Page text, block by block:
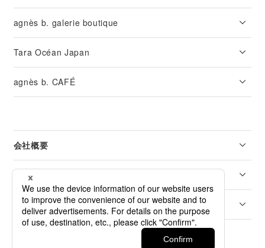
agnès b. galerie boutique
Tara Océan Japan
agnès b. CAFÉ
会社概要
リーガル
カスタマーサービス